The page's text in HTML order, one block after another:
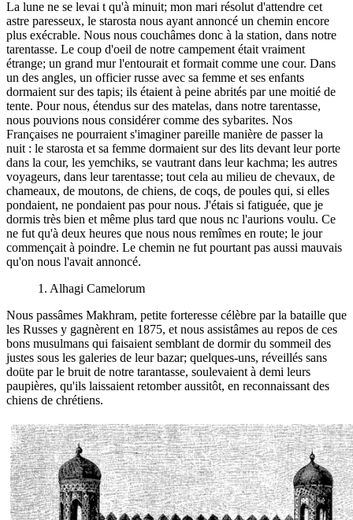
La lune ne se levai t qu'à minuit; mon mari résolut d'attendre cet
astre paresseux, le starosta nous ayant annoncé un chemin encore
plus exécrable. Nous nous couchâmes donc à la station, dans notre
tarentasse. Le coup d'oeil de notre campement était vraiment
étrange; un grand mur l'entourait et formait comme une cour. Dans
un des angles, un officier russe avec sa femme et ses enfants
dormaient sur des tapis; ils étaient à peine abrités par une moitié de
tente. Pour nous, étendus sur des matelas, dans notre tarentasse,
nous pouvions nous considérer comme des sybarites. Nos
Françaises ne pourraient s'imaginer pareille manière de passer la
nuit : le starosta et sa femme dormaient sur des lits devant leur porte
dans la cour, les yemchiks, se vautrant dans leur kachma; les autres
voyageurs, dans leur tarentasse; tout cela au milieu de chevaux, de
chameaux, de moutons, de chiens, de coqs, de poules qui, si elles
pondaient, ne pondaient pas pour nous. J'étais si fatiguée, que je
dormis très bien et même plus tard que nous nc l'aurions voulu. Ce
ne fut qu'à deux heures que nous nous remîmes en route; le jour
commençait à poindre. Le chemin ne fut pourtant pas aussi mauvais
qu'on nous l'avait annoncé.
1. Alhagi Camelorum
Nous passâmes Makhram, petite forteresse célèbre par la bataille que
les Russes y gagnèrent en 1875, et nous assistâmes au repos de ces
bons musulmans qui faisaient semblant de dormir du sommeil des
justes sous les galeries de leur bazar; quelques-uns, réveillés sans
doüte par le bruit de notre tarantasse, soulevaient à demi leurs
paupières, qu'ils laissaient retomber aussitôt, en reconnaissant des
chiens de chrétiens.